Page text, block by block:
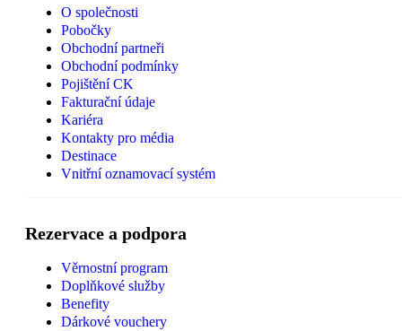
O společnosti
Pobočky
Obchodní partneři
Obchodní podmínky
Pojištění CK
Fakturační údaje
Kariéra
Kontakty pro média
Destinace
Vnitřní oznamovací systém
Rezervace a podpora
Věrnostní program
Doplňkové služby
Benefity
Dárkové vouchery